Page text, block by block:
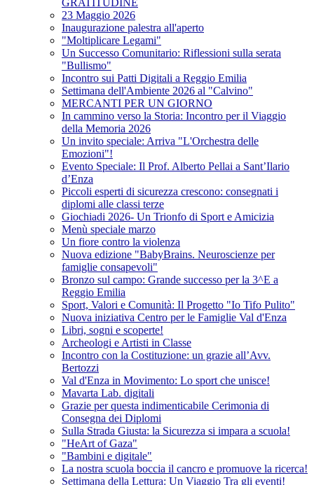
GRATITUDINE
23 Maggio 2026
Inaugurazione palestra all'aperto
"Moltiplicare Legami"
Un Successo Comunitario: Riflessioni sulla serata
"Bullismo"
Incontro sui Patti Digitali a Reggio Emilia
Settimana dell'Ambiente 2026 al "Calvino"
MERCANTI PER UN GIORNO
In cammino verso la Storia: Incontro per il Viaggio
della Memoria 2026
Un invito speciale: Arriva "L'Orchestra delle
Emozioni"!
Evento Speciale: Il Prof. Alberto Pellai a Sant’Ilario
d’Enza
Piccoli esperti di sicurezza crescono: consegnati i
diplomi alle classi terze
Giochiadi 2026- Un Trionfo di Sport e Amicizia
Menù speciale marzo
Un fiore contro la violenza
Nuova edizione "BabyBrains. Neuroscienze per
famiglie consapevoli"
Bronzo sul campo: Grande successo per la 3^E a
Reggio Emilia
Sport, Valori e Comunità: Il Progetto "Io Tifo Pulito"
Nuova iniziativa Centro per le Famiglie Val d'Enza
Libri, sogni e scoperte!
Archeologi e Artisti in Classe
Incontro con la Costituzione: un grazie all’Avv.
Bertozzi
Val d'Enza in Movimento: Lo sport che unisce!
Mavarta Lab. digitali
Grazie per questa indimenticabile Cerimonia di
Consegna dei Diplomi
Sulla Strada Giusta: la Sicurezza si impara a scuola!
"HeArt of Gaza"
"Bambini e digitale"
La nostra scuola boccia il cancro e promuove la ricerca!
Settimana della Lettura: Un Viaggio Tra gli eventi!